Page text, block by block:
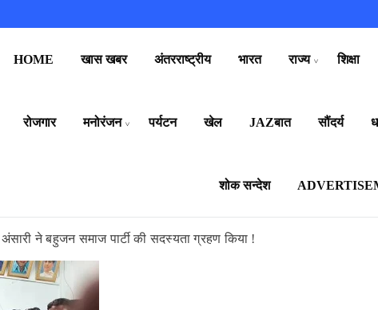
HOME खास खबर अंतरराष्ट्रीय भारत राज्य शिक्षा
रोजगार मनोरंजन पर्यटन खेल JAZबात सौंदर्य
शोक सन्देश
ने बहुजन समाज पार्टी की सदस्यता ग्रहण किया !